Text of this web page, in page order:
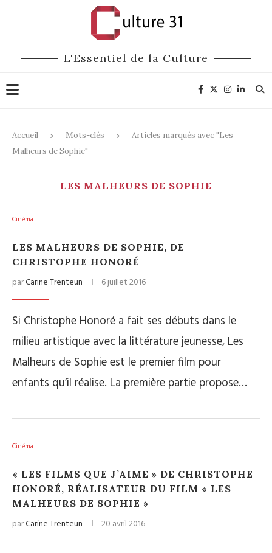
L'Essentiel de la Culture
Accueil Mots-clés
Articles marqués avec "Les
Malheurs de Sophie"
LES MALHEURS DE SOPHIE
Cinéma
LES MALHEURS DE SOPHIE, DE
CHRISTOPHE HONORÉ
parCarine Trenteun 6 juillet 2016
Si Christophe Honoré a fait ses débuts dans le
milieu artistique avec la littérature jeunesse, Les
Malheurs de Sophie est le premier film pour
enfants qu’il réalise. La première partie propose…
Cinéma
« LES FILMS QUE J’AIME » DE CHRISTOPHE
HONORÉ, RÉALISATEUR DU FILM « LES
MALHEURS DE SOPHIE »
parCarine Trenteun 20 avril 2016